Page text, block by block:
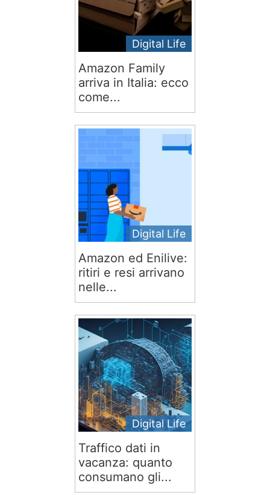
Digital Life
Amazon Family
arriva in Italia: ecco
come...
Digital Life
Amazon ed Enilive:
ritiri e resi arrivano
nelle...
Digital Life
Traffico dati in
vacanza: quanto
consumano gli...